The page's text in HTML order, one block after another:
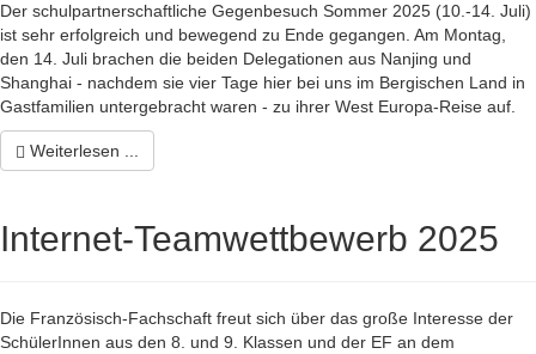
Der schulpartnerschaftliche Gegenbesuch Sommer 2025 (10.-14. Juli)
ist sehr erfolgreich und bewegend zu Ende gegangen. Am Montag,
den 14. Juli brachen die beiden Delegationen aus Nanjing und
Shanghai - nachdem sie vier Tage hier bei uns im Bergischen Land in
Gastfamilien untergebracht waren - zu ihrer West Europa-Reise auf.
Weiterlesen ...
Internet-Teamwettbewerb 2025
Die Französisch-Fachschaft freut sich über das große Interesse der
SchülerInnen aus den 8. und 9. Klassen und der EF an dem